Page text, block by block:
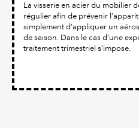
La visserie en acier du mobilier
régulier afin de prévenir
simplement d’appliquer un
de saison. Dans le cas d’une
traitement trimestriel s’impose.